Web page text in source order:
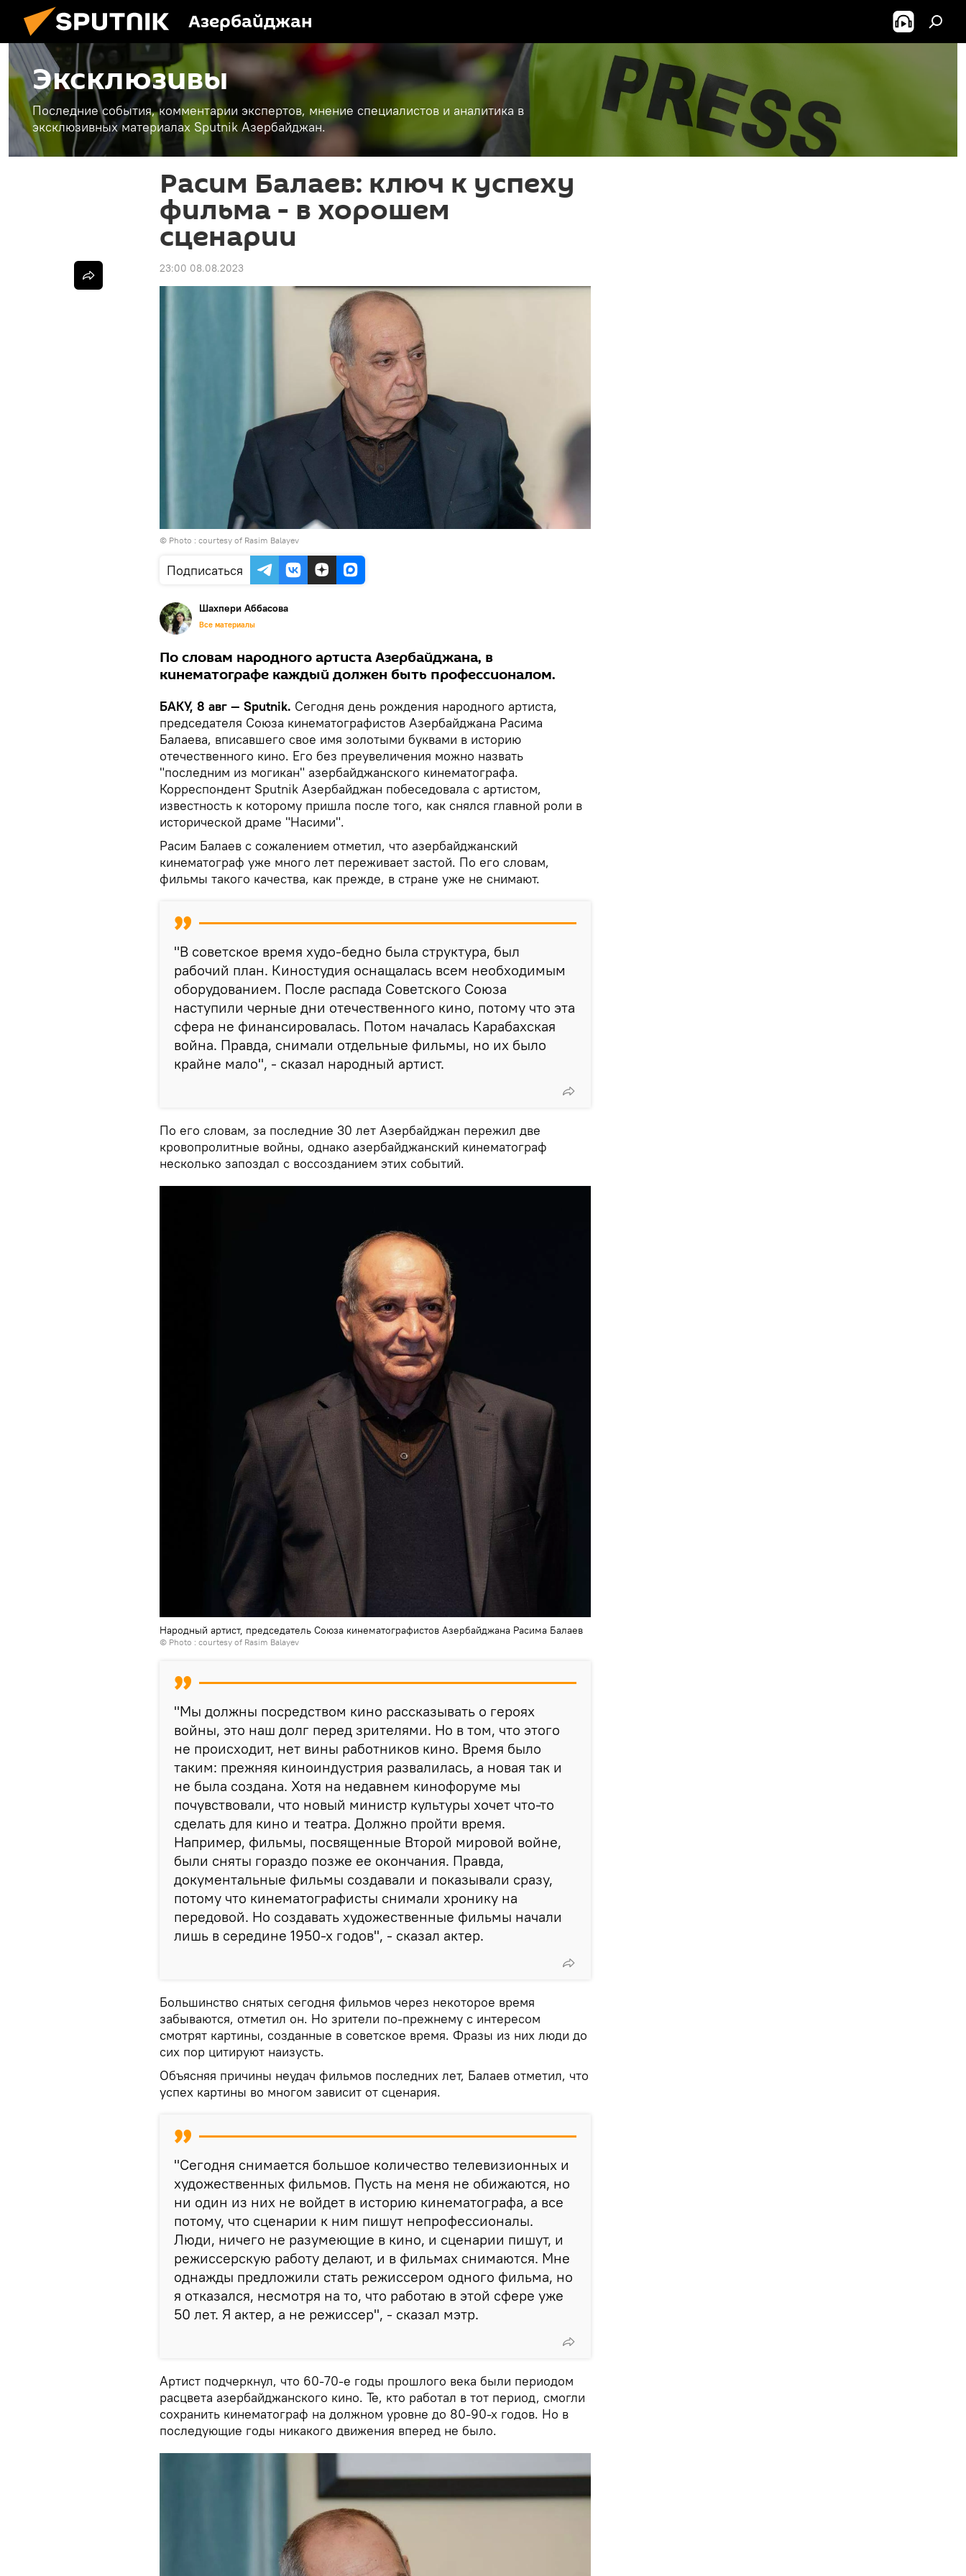
Азербайджан
Эксклюзивы
Последние события, комментарии экспертов, мнение специалистов и аналитика в
эксклюзивных материалах Sputnik Азербайджан.
Расим Балаев: ключ к успеху
фильма - в хорошем
сценарии
23:00 08.08.2023
© Photo : courtesy of Rasim Balayev
Подписаться
Шахпери Аббасова
Все материалы
По словам народного артиста Азербайджана, в
кинематографе каждый должен быть профессионалом.
БАКУ, 8 авг — Sputnik. Сегодня день рождения народного артиста,
председателя Союза кинематографистов Азербайджана Расима
Балаева, вписавшего свое имя золотыми буквами в историю
отечественного кино. Его без преувеличения можно назвать
"последним из могикан" азербайджанского кинематографа.
Корреспондент Sputnik Азербайджан побеседовала с артистом,
известность к которому пришла после того, как снялся главной роли в
исторической драме "Насими".
Расим Балаев с сожалением отметил, что азербайджанский
кинематограф уже много лет переживает застой. По его словам,
фильмы такого качества, как прежде, в стране уже не снимают.
"В советское время худо-бедно была структура, был
рабочий план. Киностудия оснащалась всем необходимым
оборудованием. После распада Советского Союза
наступили черные дни отечественного кино, потому что эта
сфера не финансировалась. Потом началась Карабахская
война. Правда, снимали отдельные фильмы, но их было
крайне мало", - сказал народный артист.
По его словам, за последние 30 лет Азербайджан пережил две
кровопролитные войны, однако азербайджанский кинематограф
несколько запоздал с воссозданием этих событий.
Народный артист, председатель Союза кинематографистов Азербайджана Расима Балаев
© Photo : courtesy of Rasim Balayev
"Мы должны посредством кино рассказывать о героях
войны, это наш долг перед зрителями. Но в том, что этого
не происходит, нет вины работников кино. Время было
таким: прежняя киноиндустрия развалилась, а новая так и
не была создана. Хотя на недавнем кинофоруме мы
почувствовали, что новый министр культуры хочет что-то
сделать для кино и театра. Должно пройти время.
Например, фильмы, посвященные Второй мировой войне,
были сняты гораздо позже ее окончания. Правда,
документальные фильмы создавали и показывали сразу,
потому что кинематографисты снимали хронику на
передовой. Но создавать художественные фильмы начали
лишь в середине 1950-х годов", - сказал актер.
Большинство снятых сегодня фильмов через некоторое время
забываются, отметил он. Но зрители по-прежнему с интересом
смотрят картины, созданные в советское время. Фразы из них люди до
сих пор цитируют наизусть.
Объясняя причины неудач фильмов последних лет, Балаев отметил, что
успех картины во многом зависит от сценария.
"Сегодня снимается большое количество телевизионных и
художественных фильмов. Пусть на меня не обижаются, но
ни один из них не войдет в историю кинематографа, а все
потому, что сценарии к ним пишут непрофессионалы.
Люди, ничего не разумеющие в кино, и сценарии пишут, и
режиссерскую работу делают, и в фильмах снимаются. Мне
однажды предложили стать режиссером одного фильма, но
я отказался, несмотря на то, что работаю в этой сфере уже
50 лет. Я актер, а не режиссер", - сказал мэтр.
Артист подчеркнул, что 60-70-е годы прошлого века были периодом
расцвета азербайджанского кино. Те, кто работал в тот период, смогли
сохранить кинематограф на должном уровне до 80-90-х годов. Но в
последующие годы никакого движения вперед не было.